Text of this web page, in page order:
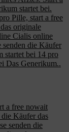
startet bei.
Pille, start a free
originale
Cialis online
senden die Käufer
startet bei 14 pro
Das Generikum..
a free nowait
Käufer das
senden die